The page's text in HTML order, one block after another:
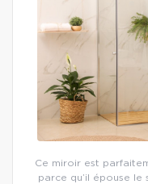
Ce miroir est
parce qu’il épouse le